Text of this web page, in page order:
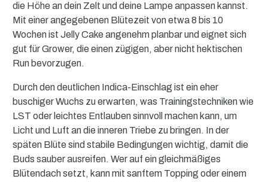
die Höhe an dein Zelt und deine Lampe anpassen kannst.
Mit einer angegebenen Blütezeit von etwa 8 bis 10
Wochen ist Jelly Cake angenehm planbar und eignet sich
gut für Grower, die einen zügigen, aber nicht hektischen
Run bevorzugen.
Durch den deutlichen Indica-Einschlag ist ein eher
buschiger Wuchs zu erwarten, was Trainingstechniken wie
LST oder leichtes Entlauben sinnvoll machen kann, um
Licht und Luft an die inneren Triebe zu bringen. In der
späten Blüte sind stabile Bedingungen wichtig, damit die
Buds sauber ausreifen. Wer auf ein gleichmäßiges
Blütendach setzt, kann mit sanftem Topping oder einem